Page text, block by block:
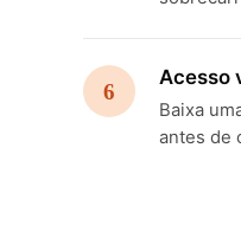
6
Acesso
Baixa
antes de